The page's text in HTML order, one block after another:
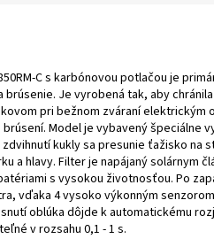
C s karbónovou potlačou je
Je vyrobená tak, aby
pri bežnom zváraní elektrickým
Model je vybavený špeciálne
kukly sa presunie ťažisko na
a hlavy. Filter je napájaný solárnym
s vysokou životnosťou. Po
vďaka 4 vysoko výkonným
oblúka dôjde k automatickému
v rozsahu 0,1 - 1 s.